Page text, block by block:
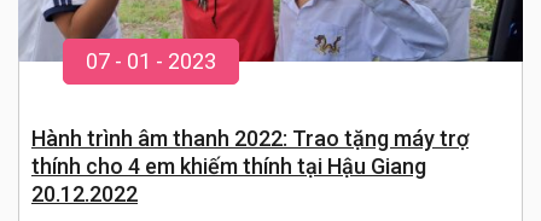
07 - 01 - 2023
Hành trình âm thanh 2022: Trao tặng máy trợ
thính cho 4 em khiếm thính tại Hậu Giang
20.12.2022